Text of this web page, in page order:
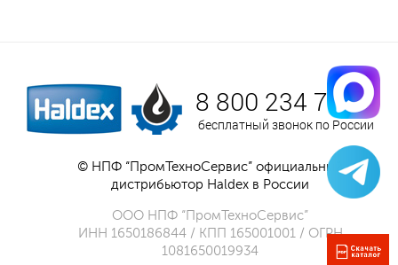
8 800 234 75 52
бесплатный звонок по России
© НПФ “ПромТехноСервис” официальный
дистрибьютор Haldex в России
ООО НПФ “ПромТехноСервис”
ИНН 1650186844 / КПП 165001001 / ОГРН
1081650019934